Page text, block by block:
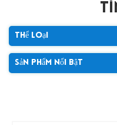
Thể Loại
Sản Phẩm Nổi Bật